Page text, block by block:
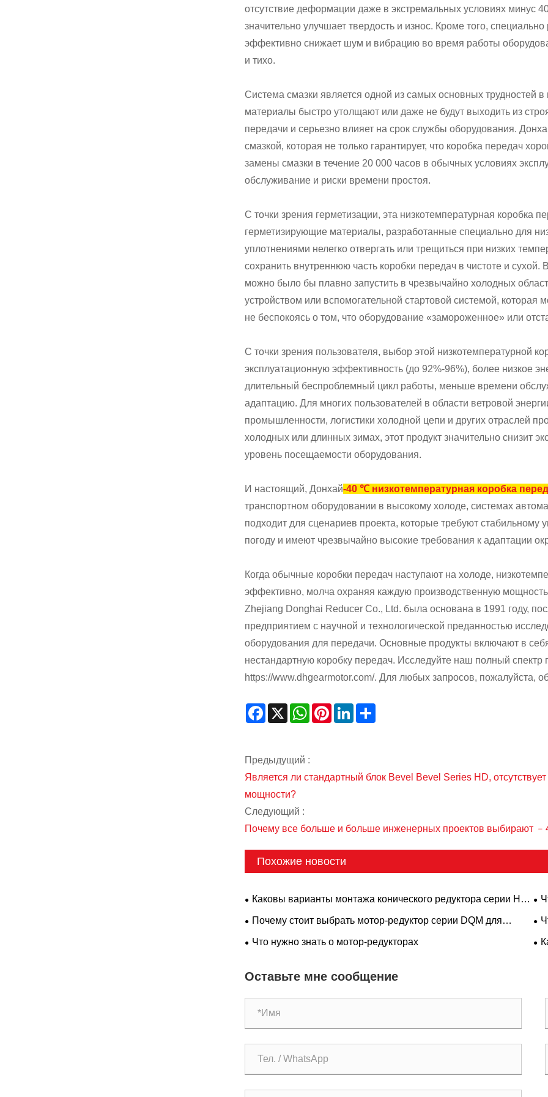
отсутствие деформации даже в экстремальных условиях минус
значительно улучшает твердость и износ. Кроме того,
эффективно снижает шум и вибрацию во время работы
и тихо.
Система смазки является одной из самых основных трудностей
материалы быстро утолщают или даже не будут выходить из
передачи и серьезно влияет на срок службы оборудования.
смазкой, которая не только гарантирует, что коробка передач
замены смазки в течение 20 000 часов в обычных условиях
обслуживание и риски времени простоя.
С точки зрения герметизации, эта низкотемпературная коробка
герметизирующие материалы, разработанные специально для
уплотнениями нелегко отвергать или трещиться при низких
сохранить внутреннюю часть коробки передач в чистоте и
можно было бы плавно запустить в чрезвычайно холодных
устройством или вспомогательной стартовой системой,
не беспокоясь о том, что оборудование «замороженное» или
С точки зрения пользователя, выбор этой низкотемпературной
эксплуатационную эффективность (до 92%-96%), более низкое
длительный беспроблемный цикл работы, меньше времени
адаптацию. Для многих пользователей в области ветровой
промышленности, логистики холодной цепи и других отраслей
холодных или длинных зимах, этот продукт значительно снизит
уровень посещаемости оборудования.
И настоящий, Донхай-40 ℃ низкотемпературная коробка
транспортном оборудовании в высокому холоде, системах
подходит для сценариев проекта, которые требуют
погоду и имеют чрезвычайно высокие требования к адаптации
Когда обычные коробки передач наступают на холоде,
эффективно, молча охраняя каждую производственную
Zhejiang Donghai Reducer Co., Ltd. была основана в 1991 году,
предприятием с научной и технологической преданностью
оборудования для передачи. Основные продукты включают в
нестандартную коробку передач. Исследуйте наш полный
https://www.dhgearmotor.com/. Для любых запросов, пожалуйста,
Facebook
X WhatsAppPinterestLinkedIn
Предыдущий :
Является ли стандартный блок Bevel Bevel Series HD,
мощности?
Следующий :
Почему все больше и больше инженерных проектов выбирают
Похожие новости
Каковы варианты монтажа конического редуктора серии HD:
конфигурации с лапой, фланцем, валом и полым валом?
Почему стоит выбрать мотор-редуктор серии DQM для
подъемника?
P
Что нужно знать о мотор-редукторах
Оставьте мне сообщение